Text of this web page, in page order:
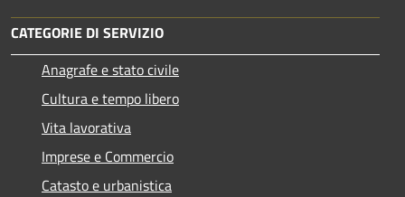
CATEGORIE DI SERVIZIO
Anagrafe e stato civile
Cultura e tempo libero
Vita lavorativa
Imprese e Commercio
Catasto e urbanistica